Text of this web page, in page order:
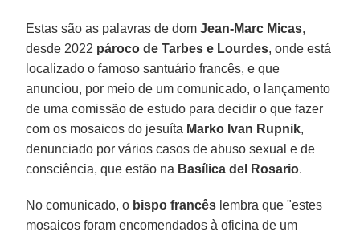
Estas são as palavras de domJean-Marc Micas,
desde 2022 pároco de Tarbes e Lourdes, onde está
localizado o famoso santuário francês, e que
anunciou, por meio de um comunicado, o lançamento
de uma comissão de estudo para decidir o que fazer
com os mosaicos do jesuíta Marko Ivan Rupnik,
denunciado por vários casos de abuso sexual e de
consciência, que estão na Basílica del Rosario.
No comunicado, o bispo francês lembra que "estes
mosaicos foram encomendados à oficina de um